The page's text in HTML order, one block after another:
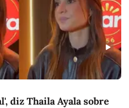
diz Thaila Ayala sobre